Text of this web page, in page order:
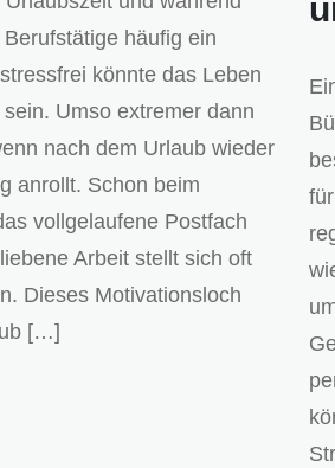
häufig ein
könnte das Leben
Umso extremer dann
nach dem Urlaub wieder
anrollt. Schon beim
vollgelaufene Postfach
Arbeit stellt sich oft
Dieses Motivationsloch
[…]